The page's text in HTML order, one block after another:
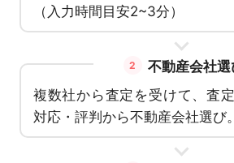
（入力時間目安2~3分）
2
不動産会社選
複数社から査定を受けて、査
対応・評判から不動産会社選び。